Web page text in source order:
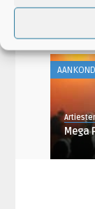
Mega